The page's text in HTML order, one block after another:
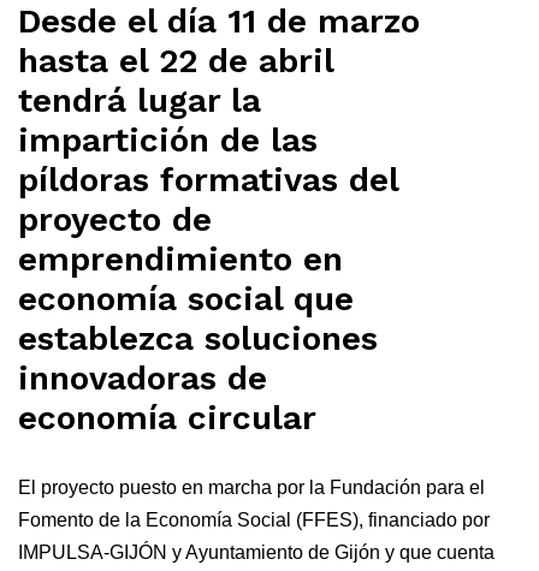
Desde el día 11 de marzo
hasta el 22 de abril
tendrá lugar la
impartición de las
píldoras formativas del
proyecto de
emprendimiento en
economía social que
establezca soluciones
innovadoras de
economía circular
El proyecto puesto en marcha por la Fundación para el
Fomento de la Economía Social (FFES), financiado por
IMPULSA-GIJÓN y Ayuntamiento de Gijón y que cuenta